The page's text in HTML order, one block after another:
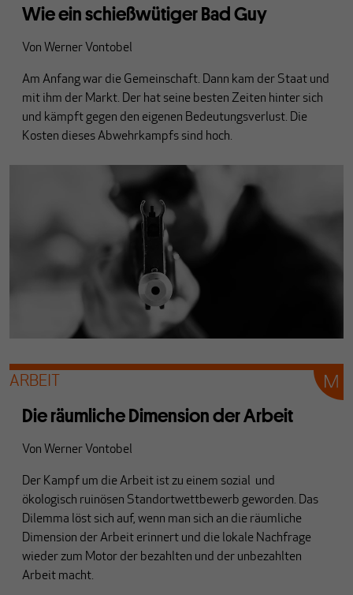
Wie ein schießwütiger Bad Guy
Von Werner Vontobel
Am Anfang war die Gemeinschaft. Dann kam der Staat und
mit ihm der Markt. Der hat seine besten Zeiten hinter sich
und kämpft gegen den eigenen Bedeutungsverlust. Die
Kosten dieses Abwehrkampfs sind hoch.
ARBEIT
Die räumliche Dimension der Arbeit
Von Werner Vontobel
Der Kampf um die Arbeit ist zu einem sozial und
ökologisch ruinösen Standortwettbewerb geworden. Das
Dilemma löst sich auf, wenn man sich an die räumliche
Dimension der Arbeit erinnert und die lokale Nachfrage
wieder zum Motor der bezahlten und der unbezahlten
Arbeit macht.